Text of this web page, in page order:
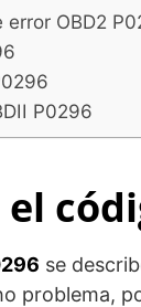
OBD2
P0296
se
problema,